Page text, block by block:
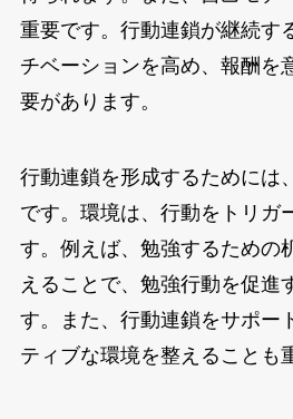
重要です。行動連鎖が継続す
チベーションを高め、報酬を
要があります。
行動連鎖を形成するためには
です。環境は、行動をトリガ
す。例えば、勉強するための
えることで、勉強行動を促進
す。また、行動連鎖をサポー
ティブな環境を整えることも